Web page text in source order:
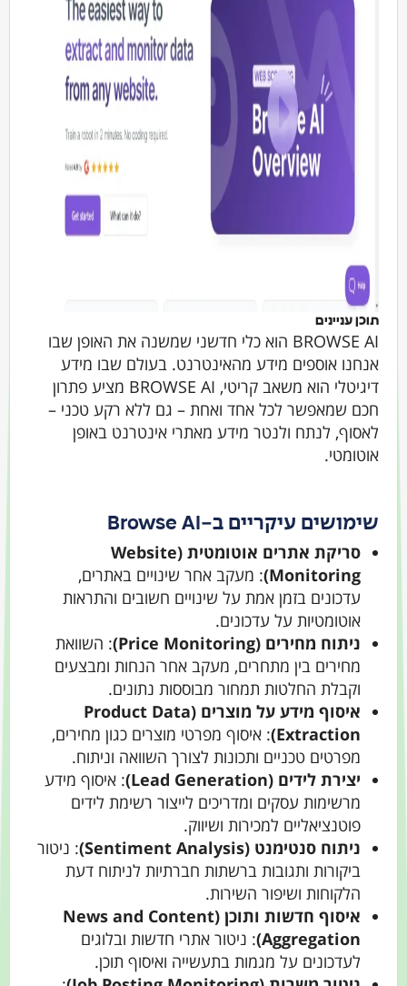
תוכן עניינים
BROWSE AI הוא כלי חדשני שמשנה את האופן שבו
אנחנו אוספים מידע מהאינטרנט. בעולם שבו מידע
דיגיטלי הוא משאב קריטי, BROWSE AI מציע פתרון
חכם שמאפשר לכל אחד ואחת – גם ללא רקע טכני –
לאסוף, לנתח ולנטר מידע מאתרי אינטרנט באופן
אוטומטי.
שימושים עיקריים ב-Browse AI
סריקת אתרים אוטומטית (Website
Monitoring) : מעקב אחר שינויים באתרים,
עדכונים בזמן אמת על שינויים חשובים והתראות
אוטומטיות על עדכונים.
ניתוח מחירים (Price Monitoring)
: השוואת
מחירים בין מתחרים, מעקב אחר הנחות ומבצעים
וקבלת החלטות תמחור מבוססות נתונים.
איסוף מידע על מוצרים (Product Data
Extraction) : איסוף מפרטי מוצרים כגון מחירים,
מפרטים טכניים ותכונות לצורך השוואה וניתוח.
יצירת לידים (Lead Generation)
: איסוף מידע
מרשימות עסקים ומדריכים לייצור רשימת לידים
פוטנציאליים למכירות ושיווק.
ניתוח סנטימנט (Sentiment Analysis)
: ניטור
ביקורות ותגובות ברשתות חברתיות לניתוח דעת
הלקוחות ושיפור השירות.
איסוף חדשות ותוכן (News and Content
Aggregation) : ניטור אתרי חדשות ובלוגים
לעדכונים על מגמות בתעשייה ואיסוף תוכן.